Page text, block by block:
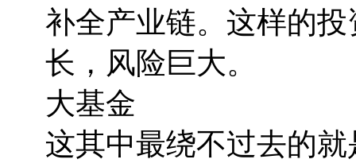
补全产业链。这样的
长，风险巨大。
大基金
这其中最绕不过去的